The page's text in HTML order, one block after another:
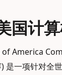
国计
of America
是一项针对全